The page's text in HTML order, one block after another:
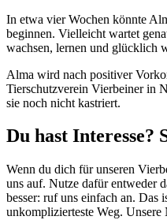
In etwa vier Wochen könnte
beginnen. Vielleicht wartet
wachsen, lernen und glücklich
Alma wird nach positiver
Tierschutzverein Vierbeiner in
sie noch nicht kastriert.
Du hast Interesse?
Wenn du dich für unseren
uns auf. Nutze dafür entweder
besser: ruf uns einfach an. Das
unkomplizierteste Weg.